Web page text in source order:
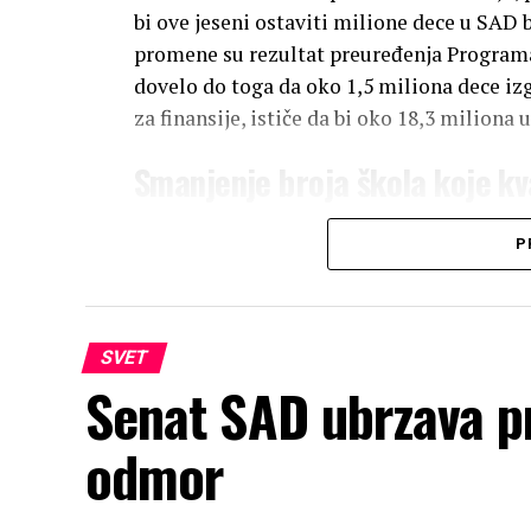
bi ove jeseni ostaviti milione dece u
promene su rezultat preuređenja
dovelo do toga da oko 1,5 miliona dece
za finansije, ističe da bi oko 18,3 miliona
Zbog smanjenja broja dece koja primaju
Community Eligibility Provision (CEP),
Finansijski teret na porodice
Porodice čija deca izgube pravo na
troškovima od oko 2.200 dolara godišnje
napredak. Ovo stavlja dodatni pritisak na
SVET
Senat SAD ubrzava
odmor